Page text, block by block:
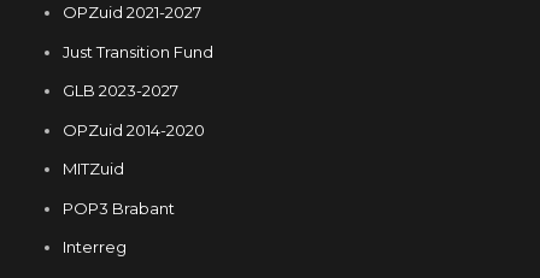
OPZuid 2021-2027
Just Transition Fund
GLB 2023-2027
OPZuid 2014-2020
MITZuid
POP3 Brabant
Interreg